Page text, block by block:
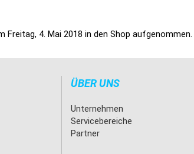
Freitag, 4. Mai 2018 in den Shop aufgenommen.
ÜBER UNS
Unternehmen
Servicebereiche
Partner